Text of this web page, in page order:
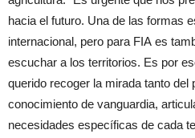
hacia el futuro. Una de las formas
internacional, pero para FIA es
escuchar a los territorios. Es por
querido recoger la mirada tanto del
conocimiento de vanguardia,
necesidades específicas de cada